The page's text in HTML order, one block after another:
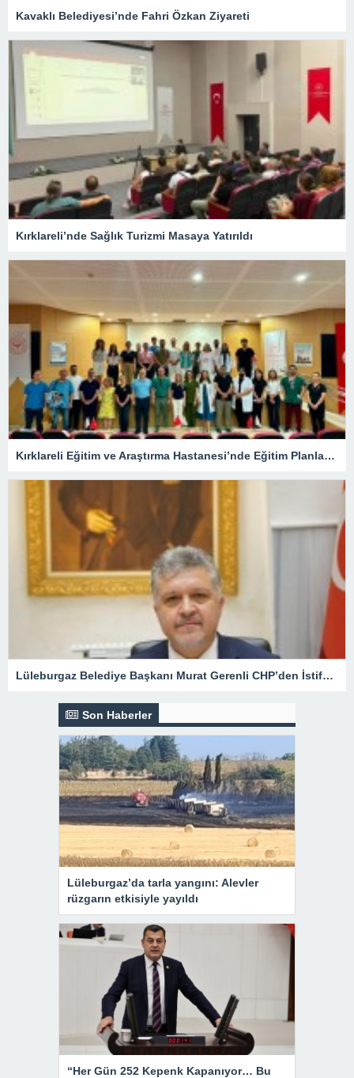
Kavaklı Belediyesi’nde Fahri Özkan Ziyareti
Kırklareli’nde Sağlık Turizmi Masaya Yatırıldı
Kırklareli Eğitim ve Araştırma Hastanesi’nde Eğitim Planlaması Masaya Yatırıldı
Lüleburgaz Belediye Başkanı Murat Gerenli CHP’den İstifa Etti
Son Haberler
Lüleburgaz’da tarla yangını: Alevler
rüzgarın etkisiyle yayıldı
“Her Gün 252 Kepenk Kapanıyor… Bu